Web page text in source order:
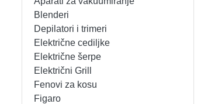
APARATI ZA TOPLE SENDVIČE
APARATI ZA VAFLE
APARATI ZA VAKUUMIRANJE
BLENDERI
CEDILJKE
DEZERTNI TANJIRI
DŽEZVE
EKSPRES LONCI
KONTAKT
+381 (0)11 31 68 964
Blenderi
Depilatori i trimeri
Električne cediljke
Električne šerpe
Električni Grill
Fenovi za kosu
Figaro